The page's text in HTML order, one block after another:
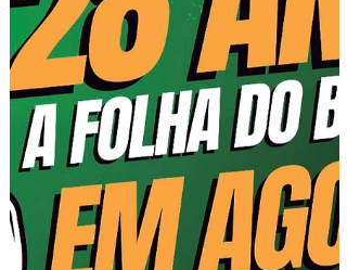
um tempo. Mas poucos imaginam que por trás
desse aroma de pão quentinho existe uma
história digna de um g